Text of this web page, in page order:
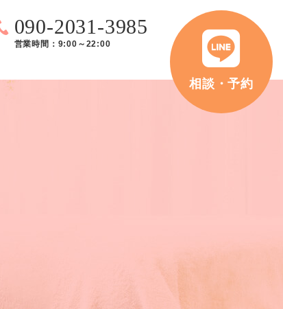
090-2031-3985
営業時間：9:00～22:00
相談・予約